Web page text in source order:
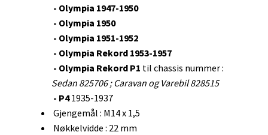
- Olympia 1947-1950
- Olympia 1950
- Olympia 1951-1952
- Olympia Rekord 1953-1957
- Olympia Rekord P1 til chassis nummer :
Sedan 825706 ; Caravan og Varebil 828515
- P41935-1937
Gjengemål : M14 x 1,5
Nøkkelvidde : 22 mm